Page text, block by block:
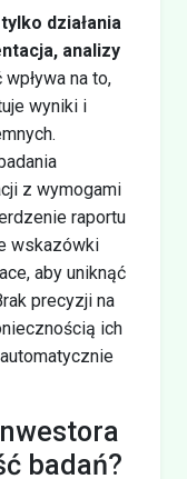
działania
analizy
na to,
wyniki i
z wymogami
raportu
wskazówki
aby uniknąć
precyzji na
ich
badań?